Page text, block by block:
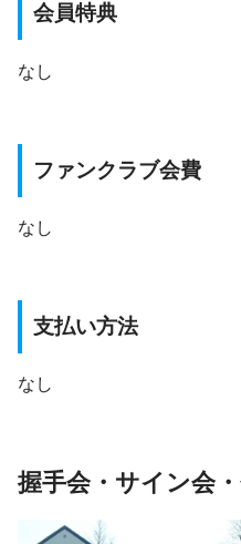
会員特典
なし
ファンクラブ会費
なし
支払い方法
なし
握手会・サイン会